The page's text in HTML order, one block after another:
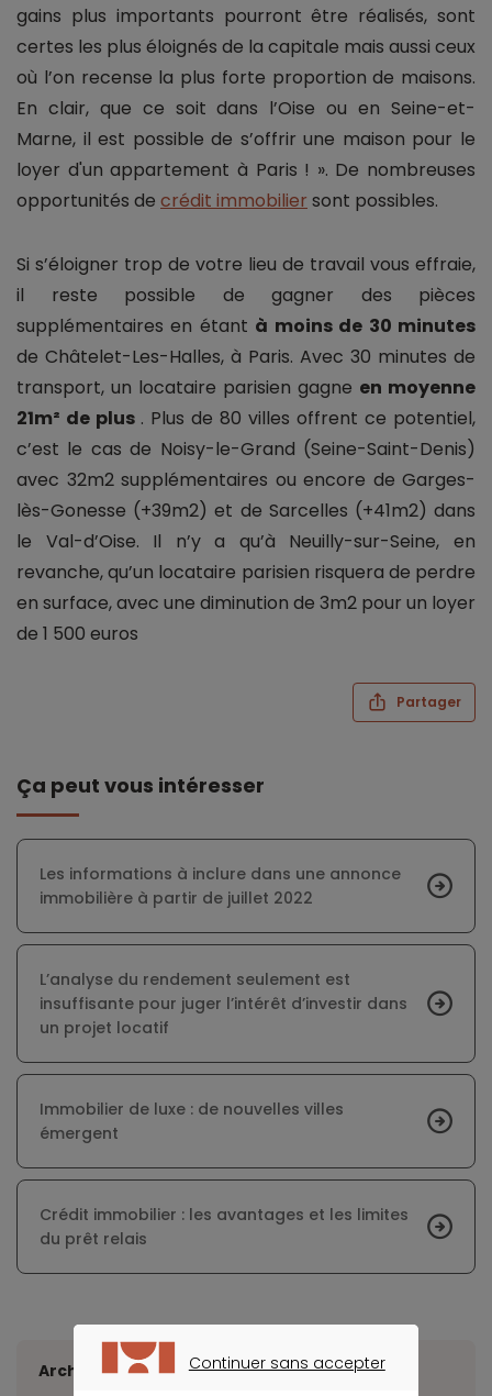
gains plus importants pourront être réalisés, sont
certes les plus éloignés de la capitale mais aussi ceux
où l’on recense la plus forte proportion de maisons.
En clair, que ce soit dans l’Oise ou en Seine-et-
Marne, il est possible de s’offrir une maison pour le
loyer d'un appartement à Paris ! ». De nombreuses
opportunités de crédit immobilier sont possibles.
Si s’éloigner trop de votre lieu de travail vous effraie,
il reste possible de gagner des pièces
supplémentaires en étant à moins de 30 minutes
de Châtelet-Les-Halles, à Paris. Avec 30 minutes de
transport, un locataire parisien gagne en moyenne
21m² de plus . Plus de 80 villes offrent ce potentiel,
c’est le cas de Noisy-le-Grand (Seine-Saint-Denis)
avec 32m2 supplémentaires ou encore de Garges-
lès-Gonesse (+39m2) et de Sarcelles (+41m2) dans
le Val-d’Oise. Il n’y a qu’à Neuilly-sur-Seine, en
revanche, qu’un locataire parisien risquera de perdre
en surface, avec une diminution de 3m2 pour un loyer
de 1 500 euros
Partager
Ça peut vous intéresser
Les informations à inclure dans une annonce
immobilière à partir de juillet 2022
L’analyse du rendement seulement est
insuffisante pour juger l’intérêt d’investir dans
un projet locatif
Immobilier de luxe : de nouvelles villes
émergent
Crédit immobilier : les avantages et les limites
du prêt relais
Archives
Continuer sans accepter